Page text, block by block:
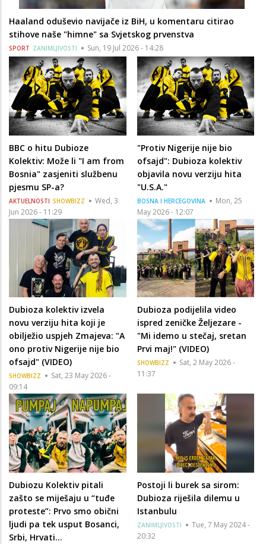
Haaland oduševio navijače iz BiH, u komentaru citirao
stihove naše "himne" sa Svjetskog prvenstva
SPORT ZANIMLJIVOSTI Sun, 19 Jul 2026 - 14:28
BBC o hitu Dubioze
Kolektiv: Može li "I am from
Bosnia" zasjeniti službenu
pjesmu SP-a?
AKTUELNOSTI SHOWBIZZ
Wed, 3
Jun 2026 - 11:29
"Protiv Nigerije nije bio
ofsajd": Dubioza kolektiv
objavila novu verziju hita
"U.S.A."
BOSNA I HERCEGOVINA
Mon, 25
May 2026 - 12:07
Dubioza kolektiv izvela
novu verziju hita koji je
obilježio uspjeh Zmajeva: "A
ono protiv Nigerije nije bio
ofsajd" (VIDEO)
SHOWBIZZ
Sat, 23 May 2026 -
09:14
Dubioza podijelila video
ispred zeničke Željezare -
"Mi idemo u stečaj, sretan
Prvi maj!" (VIDEO)
SHOWBIZZ
Sat, 2 May 2026 -
11:37
Dubiozu Kolektiv pitali
zašto se miješaju u “tuđe
proteste”: Prvo smo obični
ljudi pa tek usput Bosanci,
Srbi, Hrvati…
Postoji li burek sa sirom:
Dubioza riješila dilemu u
Istanbulu
ZANIMLJIVOSTI
Tue, 7 May 2024 -
20:32